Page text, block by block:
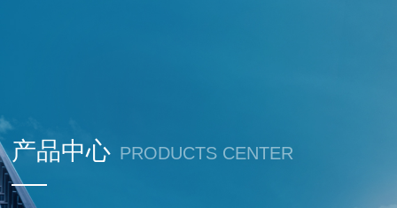
产品中心 PRODUCTS CENTER